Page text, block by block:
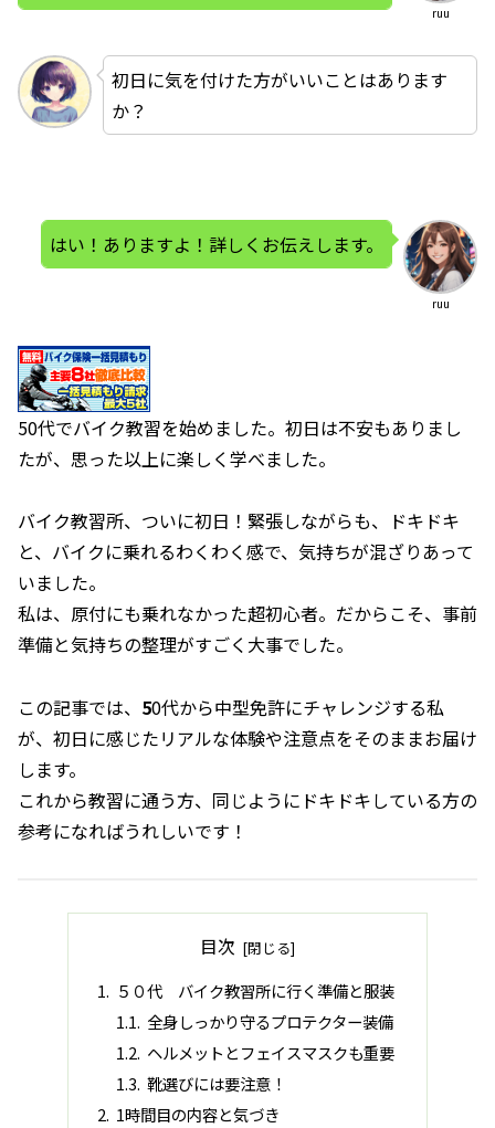
ruu
初日に気を付けた方がいいことはあります
か？
ruu
はい！ありますよ！詳しくお伝えします。
50代でバイク教習を始めました。初日は不安もありまし
たが、思った以上に楽しく学べました。
バイク教習所、ついに初日！緊張しながらも、ドキドキ
と、バイクに乗れるわくわく感で、気持ちが混ざりあって
いました。
私は、原付にも乗れなかった超初心者。だからこそ、事前
準備と気持ちの整理がすごく大事でした。
この記事では、 50代から中型免許にチャレンジする私
が、初日に感じたリアルな体験や注意点をそのままお届け
します。
これから教習に通う方、同じようにドキドキしている方の
参考になればうれしいです！
目次
５０代 バイク教習所に行く準備と服装
全身しっかり守るプロテクター装備
ヘルメットとフェイスマスクも重要
靴選びには要注意！
1時間目の内容と気づき